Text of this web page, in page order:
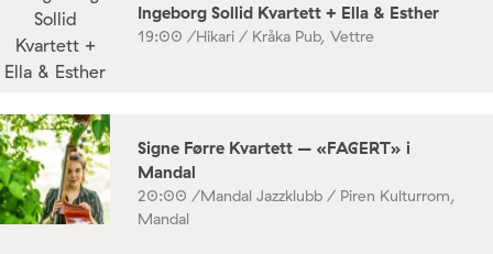
Ingeborg Sollid Kvartett + Ella & Esther
19:00 /Hikari / Kråka Pub, Vettre
Signe Førre Kvartett – «FAGERT» i
Mandal
20:00 /Mandal Jazzklubb / Piren Kulturrom,
Mandal